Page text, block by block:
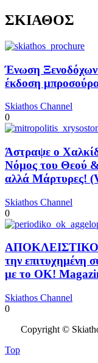
ΣΚΙΑΘΟΣ
Ένωση
έκδοση
Skiathos Channel
0
Άστραψε ο
Νόμος του Θεού &
αλλά Μάρτυρες!
Skiathos Channel
0
ΑΠΟΚΛΕΙΣΤΙΚΟ:
την επιτυχημένη
με το OK!
Skiathos Channel
0
Copyright ©
Top